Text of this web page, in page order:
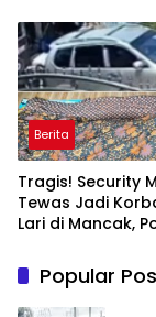
Penambang
Berita
Tragis! Security
Tewas Jadi
Lari di Mancak,
Kijang Innova
Popular